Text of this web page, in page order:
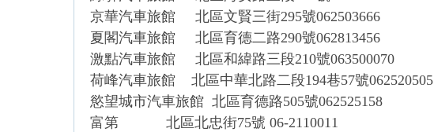
京華汽車旅館 北區文賢三街295號062503666
夏閣汽車旅館 北區育德二路290號062813456
激點汽車旅館 北區和緯路三段210號063500070
荷峰汽車旅館 北區中華北路二段194巷57號062520505
慾望城市汽車旅館 北區育德路505號062525158
富第 北區北忠街75號 06-2110011